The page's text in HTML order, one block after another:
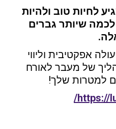
לחיות טוב ולהיות
שיותר גברים
אפקטיבית וליווי
של מעבר לאורח
למטרות שלך!
https://